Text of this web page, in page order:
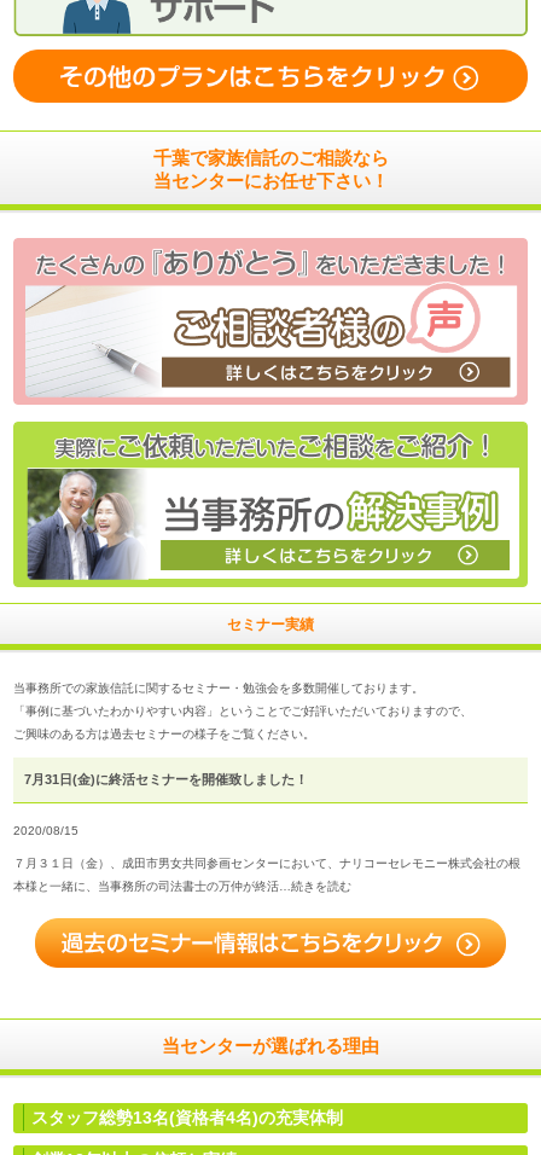
千葉で家族信託のご相談なら
当センターにお任せ下さい！
セミナー実績
当事務所での家族信託に関するセミナー・勉強会を多数開催しております。
「事例に基づいたわかりやすい内容」ということでご好評いただいておりますので、
ご興味のある方は過去セミナーの様子をご覧ください。
7月31日(金)に終活セミナーを開催致しました！
2020/08/15
７月３１日（金）、成田市男女共同参画センターにおいて、ナリコーセレモニー株式会社の根
本様と一緒に、当事務所の司法書士の万仲が終活…続きを読む
当センターが選ばれる理由
スタッフ総勢13名(資格者4名)の充実体制